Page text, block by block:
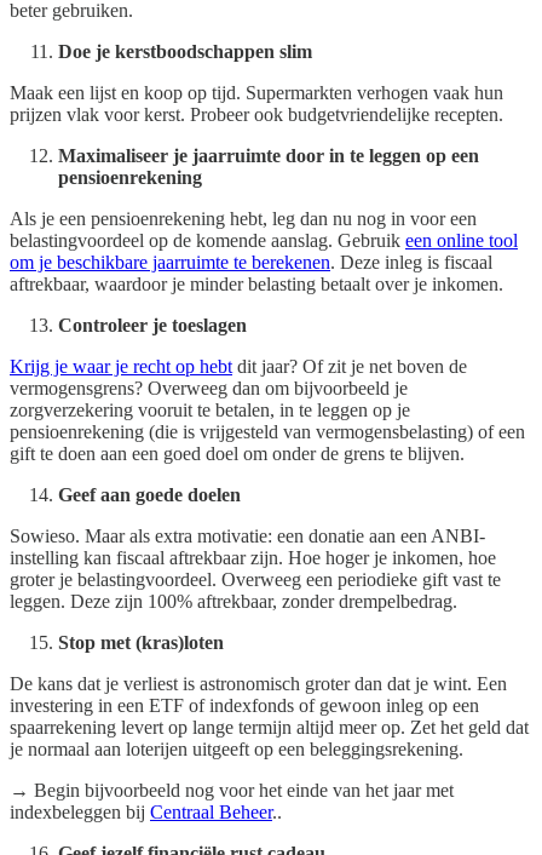
beter gebruiken.
Doe je kerstboodschappen slim
Maak een lijst en koop op tijd. Supermarkten verhogen vaak hun
prijzen vlak voor kerst. Probeer ook budgetvriendelijke recepten.
Maximaliseer je jaarruimte door in te leggen op een
pensioenrekening
Als je een pensioenrekening hebt, leg dan nu nog in voor een
belastingvoordeel op de komende aanslag. Gebruik een online tool
om je beschikbare jaarruimte te berekenen. Deze inleg is fiscaal
aftrekbaar, waardoor je minder belasting betaalt over je inkomen.
Controleer je toeslagen
Krijg je waar je recht op hebt dit jaar? Of zit je net boven de
vermogensgrens? Overweeg dan om bijvoorbeeld je
zorgverzekering vooruit te betalen, in te leggen op je
pensioenrekening (die is vrijgesteld van vermogensbelasting) of een
gift te doen aan een goed doel om onder de grens te blijven.
Geef aan goede doelen
Sowieso. Maar als extra motivatie: een donatie aan een ANBI-
instelling kan fiscaal aftrekbaar zijn. Hoe hoger je inkomen, hoe
groter je belastingvoordeel. Overweeg een periodieke gift vast te
leggen. Deze zijn 100% aftrekbaar, zonder drempelbedrag.
Stop met (kras)loten
De kans dat je verliest is astronomisch groter dan dat je wint. Een
investering in een ETF of indexfonds of gewoon inleg op een
spaarrekening levert op lange termijn altijd meer op. Zet het geld dat
je normaal aan loterijen uitgeeft op een beleggingsrekening.
→ Begin bijvoorbeeld nog voor het einde van het jaar met
indexbeleggen bij Centraal Beheer..